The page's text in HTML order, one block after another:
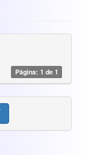
Página: 1 de 1